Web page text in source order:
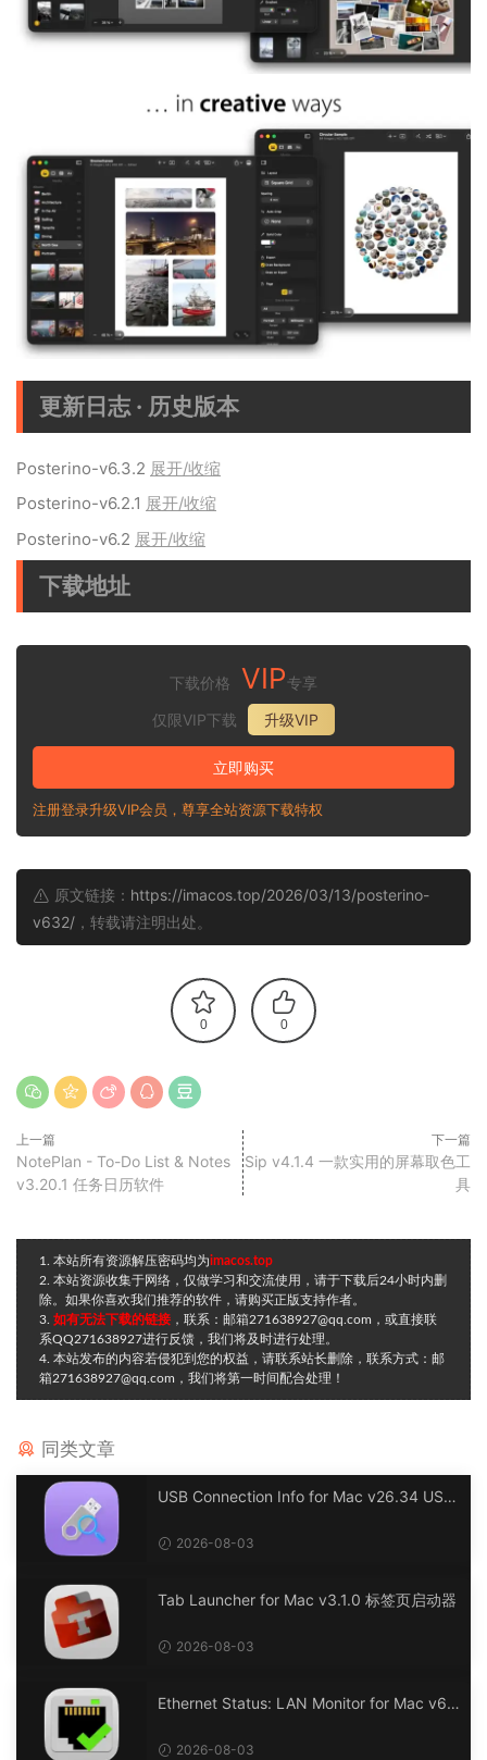
更新日志 · 历史版本
Posterino-v6.3.2 展开/收缩
Posterino-v6.2.1 展开/收缩
Posterino-v6.2 展开/收缩
下载地址
下载价格 VIP专享
仅限VIP下载
升级VIP
立即购买
注册登录升级VIP会员，尊享全站资源下载特权
原文链接： https://imacos.top/2026/03/13/posterino-
v632/ ，转载请注明出处。
0 0
上一篇
NotePlan - To-Do List & Notes
v3.20.1 任务日历软件
下一篇
Sip v4.1.4 一款实用的屏幕取色工
具
1. 本站所有资源解压密码均为imacos.top
2. 本站资源收集于网络，仅做学习和交流使用，请于下载后24小时内删
除。如果你喜欢我们推荐的软件，请购买正版支持作者。
3. 如有无法下载的链接 ，联系：邮箱271638927@qq.com，或直接联
系QQ271638927进行反馈，我们将及时进行处理。
4. 本站发布的内容若侵犯到您的权益，请联系站长删除，联系方式：邮
箱271638927@qq.com，我们将第一时间配合处理！
同类文章
USB Connection Info for Mac v26.34 USB
2026-08-03
Tab Launcher for Mac v3.1.0 标签页启动器
2026-08-03
Ethernet Status: LAN Monitor for Mac v6.
2026-08-03